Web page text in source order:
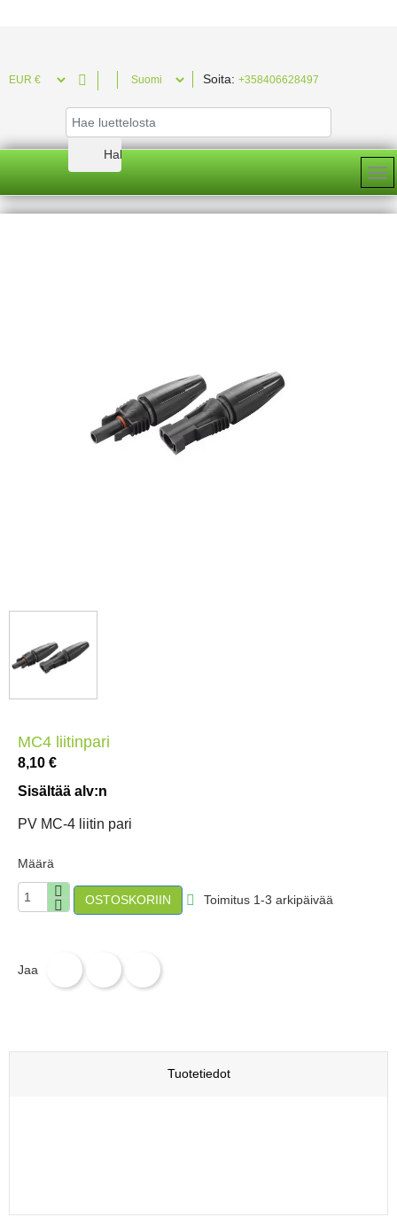
 Soita: +358406628497
MC4 liitinpari
8,10 €
Sisältää alv:n
PV MC-4 liitin pari
Määrä
OSTOSKORIIN  Toimitus 1-3 arkipäivää
Jaa
Tuotetiedot